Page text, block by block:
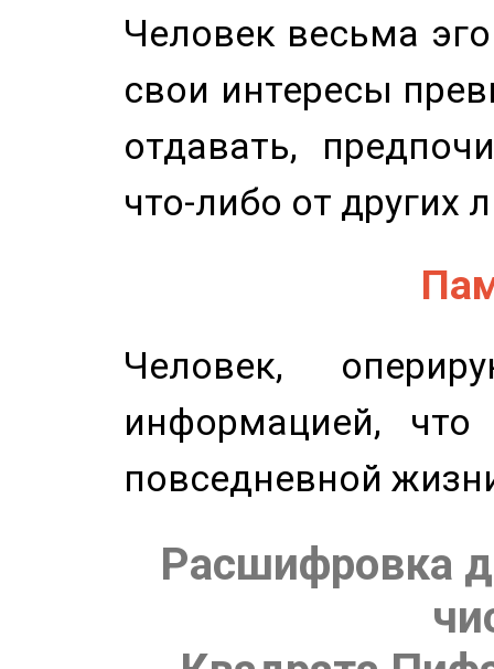
Человек весьма
свои интересы
отдавать,
что-либо от других
Человек,
информацией,
повседневной
Расшифровка